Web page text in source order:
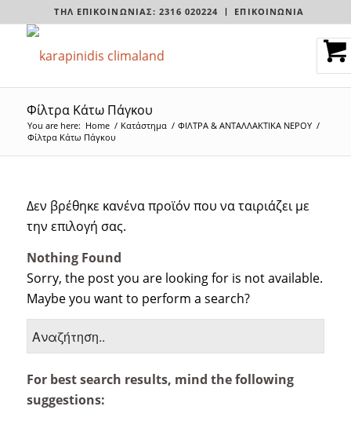
ΤΗΛ ΕΠΙΚΟΙΝΩΝΊΑΣ: 2316 020224 ΕΠΙΚΟΙΝΩΝΙΑ
Φίλτρα Κάτω Πάγκου
You are here: Home / Κατάστημα / ΦΙΛΤΡΑ & ΑΝΤΑΛΛΑΚΤΙΚΑ ΝΕΡΟΥ /
Φίλτρα Κάτω Πάγκου
Δεν βρέθηκε κανένα προϊόν που να ταιριάζει με
την επιλογή σας.
Nothing Found
Sorry, the post you are looking for is not available.
Maybe you want to perform a search?
For best search results, mind the following
suggestions: